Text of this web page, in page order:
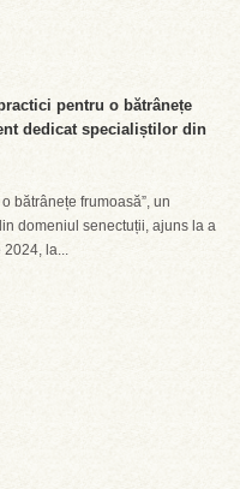
pentru o bătrânețe
dedicat specialiștilor din
bătrânețe frumoasă”, un
domeniul senectuții, ajuns la a
2024, la...